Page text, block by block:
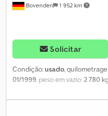
Bovenden 1 952 km
Solicitar
Condição:usado,
01/1999, peso em vazio:2 780
tipo de engrenagem:outro,